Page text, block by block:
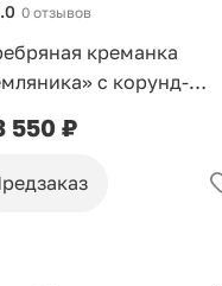
0 отзывов
креманка
с корунд-
550 ₽